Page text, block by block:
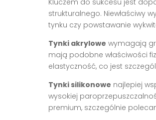
strukturalnego. Niewłaściwy
tynku czy powstawanie
Tynki akrylowe wymagają
mają podobne właściwości
elastyczność, co jest
Tynki silikonowe najlepiej
wysokiej
premium, szczególnie